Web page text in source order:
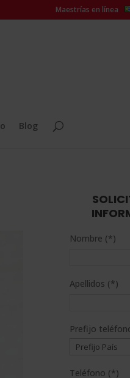
Maestrías en línea
Blog
Nombre (*)
Apellidos (*)
Prefijo
Teléfono (*)